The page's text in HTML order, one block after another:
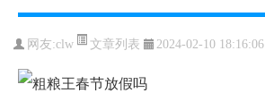
网友:clw 文章列表 2024-02-10 18:16:06